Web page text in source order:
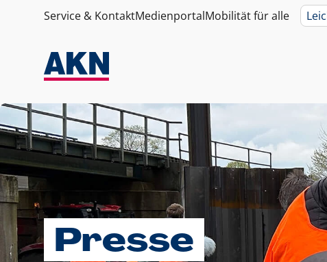
Service & KontaktMedienportalMobilität für alle
Presse